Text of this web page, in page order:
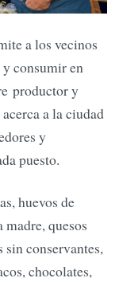
a los vecinos
consumir en
productor y
a la ciudad
y
puesto.
huevos de
quesos
sin conservantes,
chocolates,